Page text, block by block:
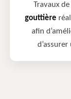
Travaux de
gouttière
afin